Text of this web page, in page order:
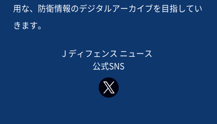
用な、防衛情報のデジタルアーカイブを目指してい
きます。
J ディフェンス ニュース
公式SNS